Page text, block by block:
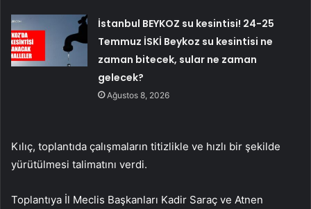
İstanbul BEYKOZ su kesintisi! 24-25
Temmuz İSKİ Beykoz su kesintisi ne
zaman bitecek, sular ne zaman
gelecek?
Ağustos 8, 2026
Kılıç, toplantıda çalışmaların titizlikle ve hızlı bir şekilde
yürütülmesi talimatını verdi.
Toplantıya İl Meclis Başkanları Kadir Saraç ve Atnen